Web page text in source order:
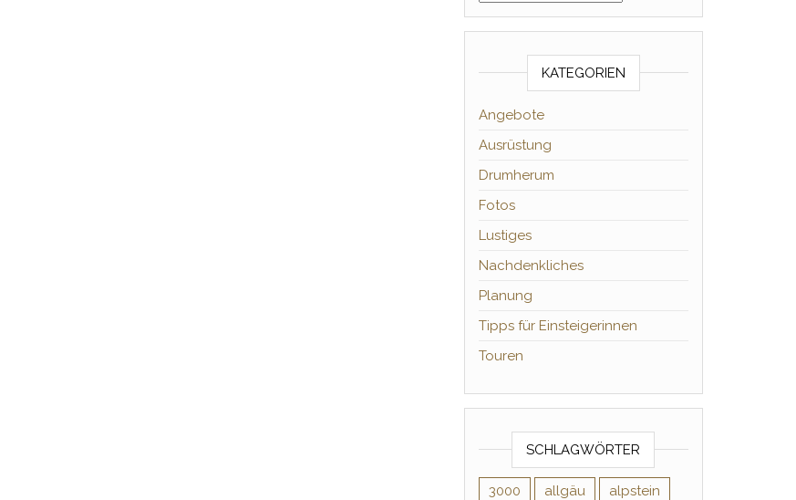
KATEGORIEN
Angebote
Ausrüstung
Drumherum
Fotos
Lustiges
Nachdenkliches
Planung
Tipps für Einsteigerinnen
Touren
SCHLAGWÖRTER
3000 allgäu
alpstein